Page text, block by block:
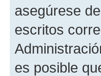
asegúrese
escritos
es posible